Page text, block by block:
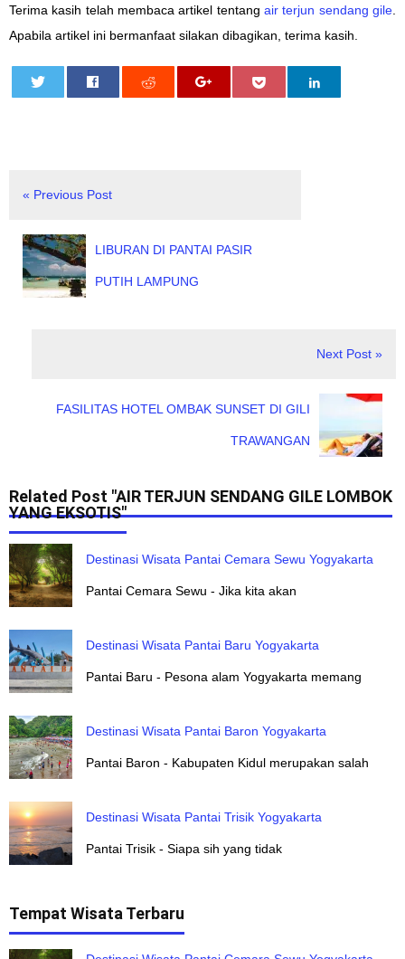
Terima kasih telah membaca artikel tentang air terjun sendang gile
Apabila artikel ini bermanfaat silakan dibagikan, terima kasih.
« Previous Post
LIBURAN DI PANTAI PASIR
PUTIH LAMPUNG
Next Post »
FASILITAS HOTEL OMBAK SUNSET DI GILI
TRAWANGAN
Related Post "AIR TERJUN SENDANG GILE LOMBOK
YANG EKSOTIS"
Destinasi Wisata Pantai Cemara Sewu Yogyakarta
Pantai Cemara Sewu - Jika kita akan
Destinasi Wisata Pantai Baru Yogyakarta
Pantai Baru - Pesona alam Yogyakarta memang
Destinasi Wisata Pantai Baron Yogyakarta
Pantai Baron - Kabupaten Kidul merupakan salah
Destinasi Wisata Pantai Trisik Yogyakarta
Pantai Trisik - Siapa sih yang tidak
Tempat Wisata Terbaru